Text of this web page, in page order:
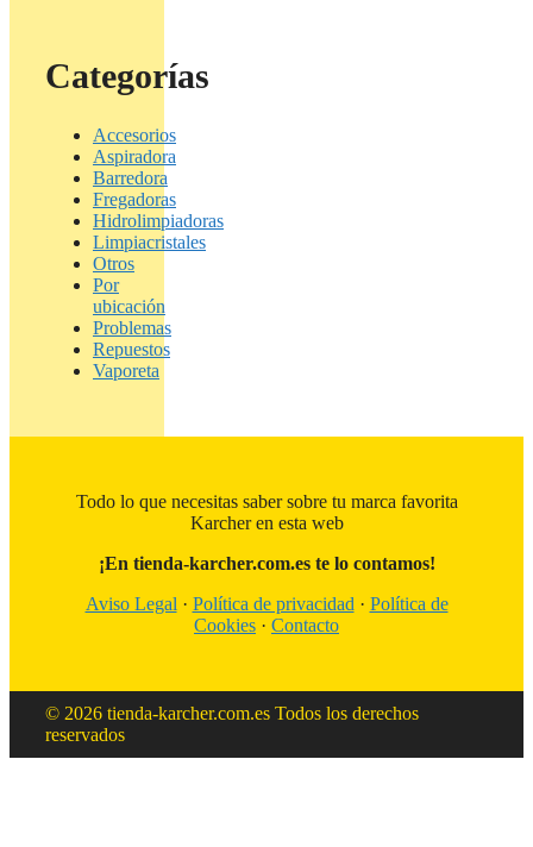
Categorías
Accesorios
Aspiradora
Barredora
Fregadoras
Hidrolimpiadoras
Limpiacristales
Otros
Por
ubicación
Problemas
Repuestos
Vaporeta
Todo lo que necesitas saber sobre tu marca favorita
Karcher en esta web
¡En tienda-karcher.com.es te lo contamos!
Aviso Legal · Política de privacidad · Política de
Cookies · Contacto
© 2026 tienda-karcher.com.es Todos los derechos
reservados